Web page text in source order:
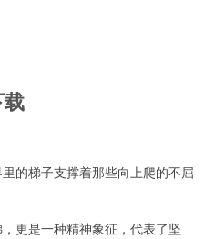
载
梯子支撑着那些向上爬的不屈
是一种精神象征，代表了坚